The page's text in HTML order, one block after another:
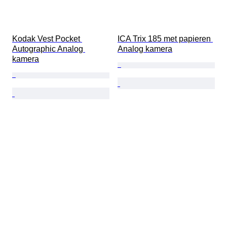
Kodak Vest Pocket
Autographic Analog
kamera
ICA Trix 185 met papieren
Analog kamera